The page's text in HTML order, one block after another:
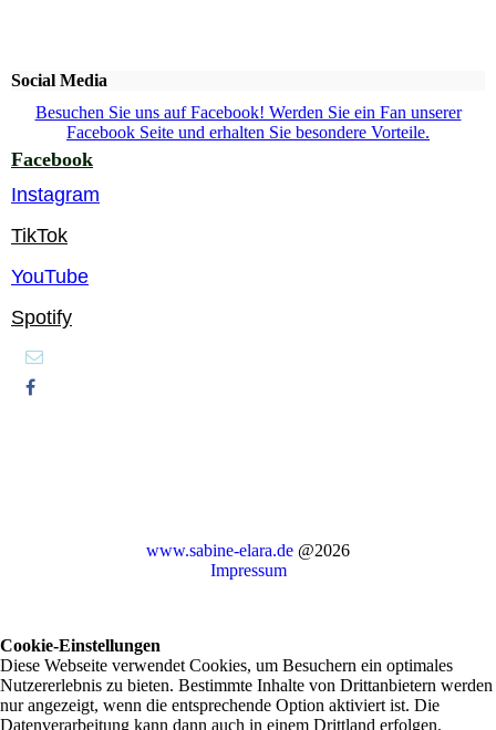
Social Media
Besuchen Sie uns auf Facebook! Werden Sie ein Fan unserer
Facebook Seite und erhalten Sie besondere Vorteile.
Facebook
Instagram
TikTok
YouTube
Spotify
www.sabine-elara.de @2026
Impressum
Cookie-Einstellungen
Diese Webseite verwendet Cookies, um Besuchern ein optimales
Nutzererlebnis zu bieten. Bestimmte Inhalte von Drittanbietern werden
nur angezeigt, wenn die entsprechende Option aktiviert ist. Die
Datenverarbeitung kann dann auch in einem Drittland erfolgen.